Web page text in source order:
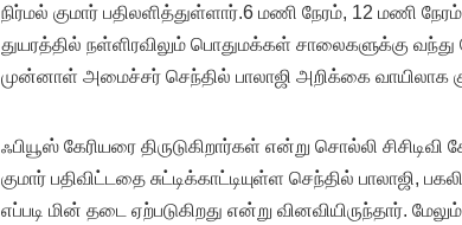
நிர்மல் குமார் பதிலளித்துள்ளார்.6 மணி நேரம், 12 மணி
துயரத்தில் நள்ளிரவிலும் பொதுமக்கள் சாலைகளுக்கு
முன்னாள் அமைச்சர் செந்தில் பாலாஜி அறிக்கை வாயிலாக
ஃபியூஸ் கேரியரை திருடுகிறார்கள் என்று சொல்லி
குமார் பதிவிட்டதை சுட்டிக்காட்டியுள்ள செந்தில் பாலாஜி,
எப்படி மின் தடை ஏற்படுகிறது என்று வினவியிருந்தார்.